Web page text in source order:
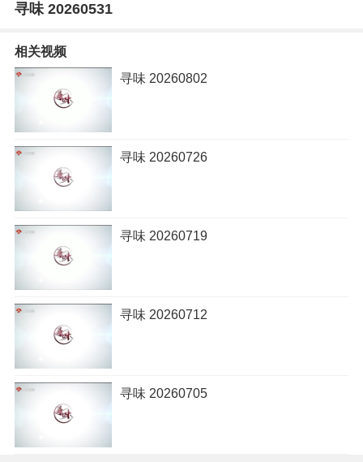
寻味 20260531
相关视频
寻味 20260802
寻味 20260726
寻味 20260719
寻味 20260712
寻味 20260705